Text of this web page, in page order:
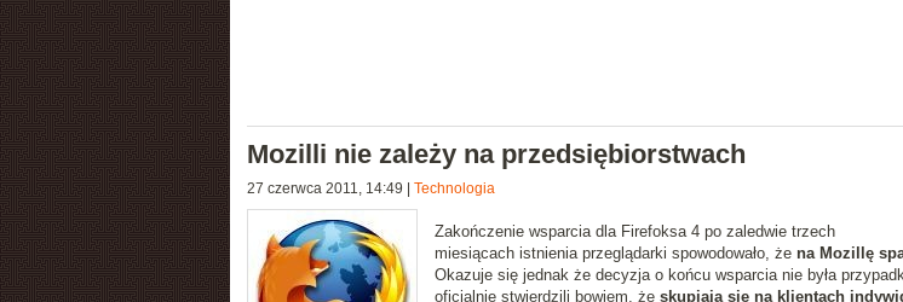
Mozilli nie zależy na przedsiębiorstwach
27 czerwca 2011, 14:49 Technologia
Zakończenie wsparcia dla Firefoksa 4 po zaledwie trzech
miesiącach istnienia przeglądarki spowodowało, że na Mozillę
Okazuje się jednak że decyzja o końcu wsparcia nie była
oficjalnie stwierdzili bowiem, że skupiają się na klientach